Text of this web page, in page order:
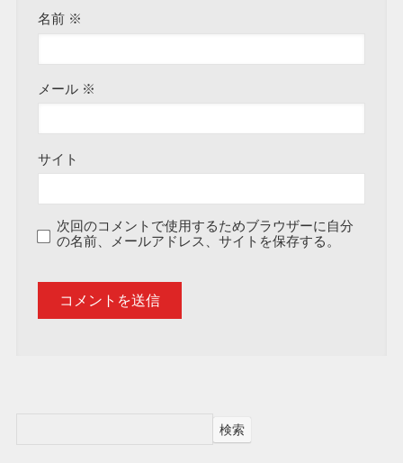
名前 ※
メール ※
サイト
次回のコメントで使用するためブラウザーに自分
の名前、メールアドレス、サイトを保存する。
検索